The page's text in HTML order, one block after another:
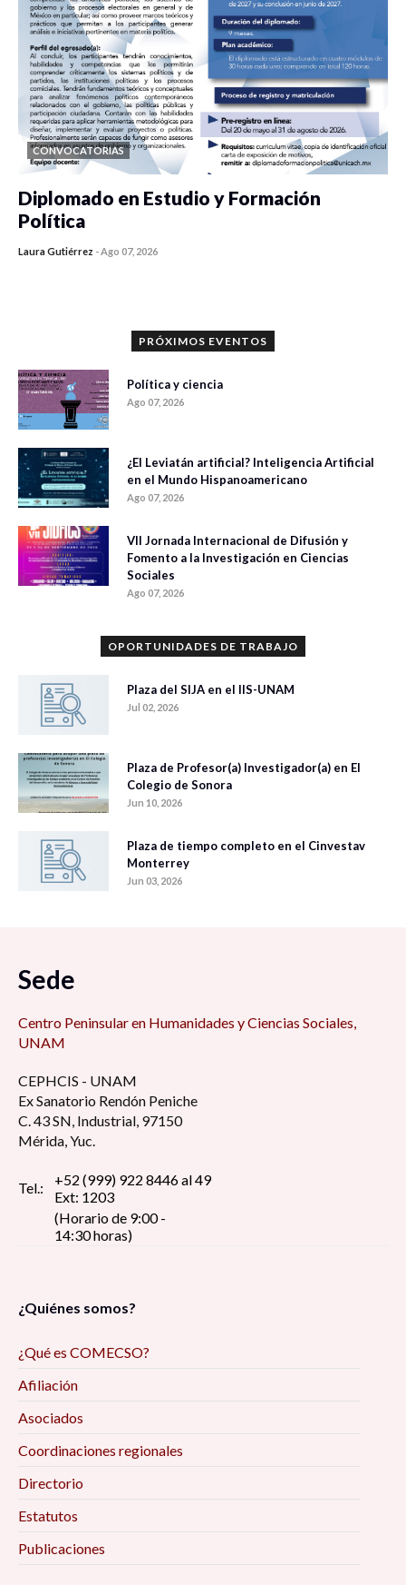
CONVOCATORIAS
Diplomado en Estudio y Formación
Política
Laura Gutiérrez -Ago 07, 2026
PRÓXIMOS EVENTOS
Política y ciencia
Ago 07, 2026
¿El Leviatán artificial? Inteligencia Artificial
en el Mundo Hispanoamericano
Ago 07, 2026
VII Jornada Internacional de Difusión y
Fomento a la Investigación en Ciencias
Sociales
Ago 07, 2026
OPORTUNIDADES DE TRABAJO
Plaza del SIJA en el IIS-UNAM
Jul 02, 2026
Plaza de Profesor(a) Investigador(a) en El
Colegio de Sonora
Jun 10, 2026
Plaza de tiempo completo en el Cinvestav
Monterrey
Jun 03, 2026
Sede
Centro Peninsular en Humanidades y Ciencias Sociales,
UNAM
CEPHCIS - UNAM
Ex Sanatorio Rendón Peniche
C. 43 SN, Industrial, 97150
Mérida, Yuc.
Tel.:
+52 (999) 922 8446 al 49
Ext: 1203
(Horario de 9:00 -
14:30 horas)
¿Quiénes somos?
¿Qué es COMECSO?
Afiliación
Asociados
Coordinaciones regionales
Directorio
Estatutos
Publicaciones